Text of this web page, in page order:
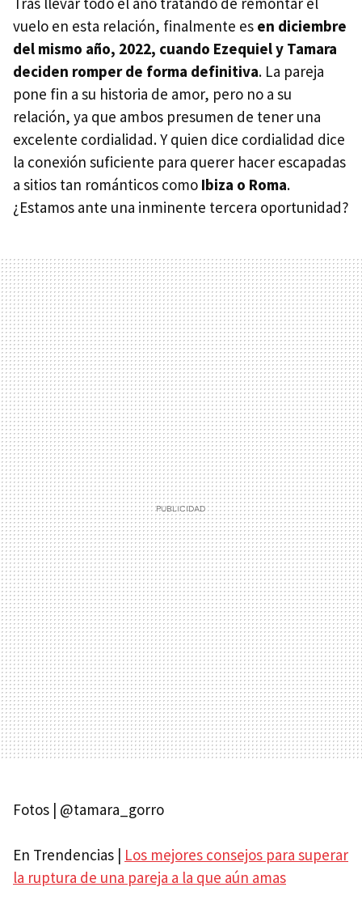
vuelo en esta relación, finalmente es en diciembre
del mismo año, 2022, cuando Ezequiel y Tamara
deciden romper de forma definitiva. La pareja
pone fin a su historia de amor, pero no a su
relación, ya que ambos presumen de tener una
excelente cordialidad. Y quien dice cordialidad dice
la conexión suficiente para querer hacer escapadas
a sitios tan románticos como Ibiza o Roma.
¿Estamos ante una inminente tercera oportunidad?
Fotos | @tamara_gorro
En Trendencias | Los mejores consejos para superar
la ruptura de una pareja a la que aún amas